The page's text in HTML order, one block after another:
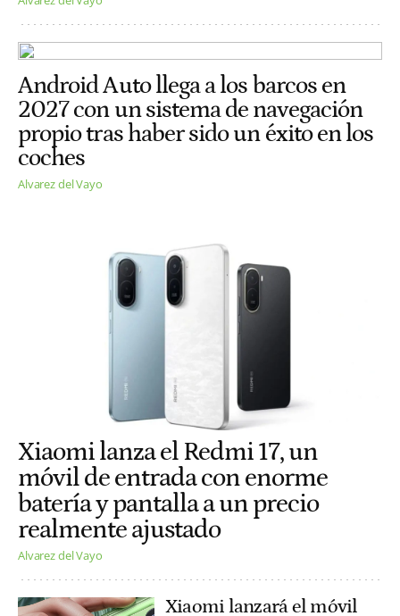
Android Auto llega a los barcos en
2027 con un sistema de navegación
propio tras haber sido un éxito en los
coches
Alvarez del Vayo
Xiaomi lanza el Redmi 17, un
móvil de entrada con enorme
batería y pantalla a un precio
realmente ajustado
Alvarez del Vayo
Xiaomi lanzará el móvil